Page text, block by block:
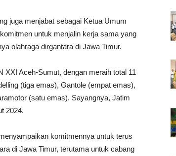
juga menjabat sebagai Ketua Umum
untuk menjalin kerja sama yang
olahraga dirgantara di Jawa Timur.
Aceh-Sumut, dengan meraih total 11
(tiga emas), Gantole (empat emas),
(satu emas). Sayangnya, Jatim
2024.
komitmennya untuk terus
di Jawa Timur, terutama untuk cabang